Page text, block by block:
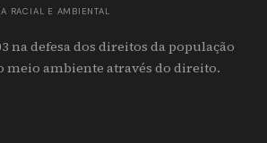
RACIAL E AMBIENTAL
na defesa dos direitos da população
meio ambiente através do direito.